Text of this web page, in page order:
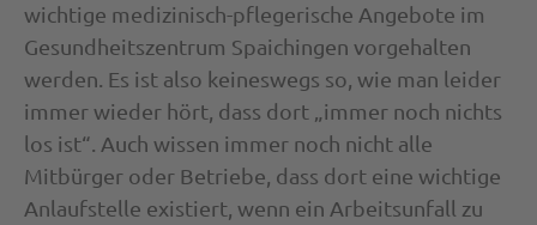
wichtige medizinisch-pflegerische Angebote im
Gesundheitszentrum Spaichingen vorgehalten
werden. Es ist also keineswegs so, wie man leider
immer wieder hört, dass dort „immer noch nichts
los ist“. Auch wissen immer noch nicht alle
Mitbürger oder Betriebe, dass dort eine wichtige
Anlaufstelle existiert, wenn ein Arbeitsunfall zu